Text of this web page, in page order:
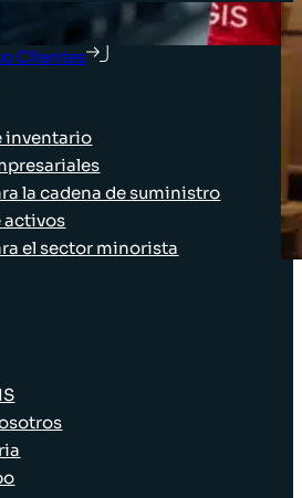
Clientes
inventario
la cadena de suministro
activos
el sector minorista